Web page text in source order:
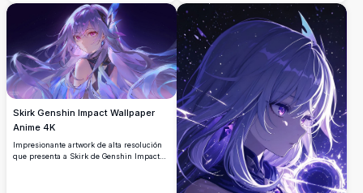
ciudad y arreglos florales.
cerezo. Ilustración de alta resolución estilo
anime perfecta para fondos de escritorio
con vibrante paleta de colores púrpura y
rosa creando atmósfera épica de batalla.
Skirk Genshin Impact Wallpaper
Anime 4K
Impresionante artwork de alta resolución
que presenta a Skirk de Genshin Impact